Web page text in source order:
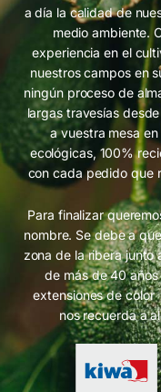
a día la calidad de
medio ambiente.
experiencia en el
nuestros campos en
ningún proceso de
largas travesías
a vuestra mesa
ecológicas, 100%
con cada pedido que
Para finalizar
nombre. Se debe a
zona de la ribera junto
de más de 40
extensiones de
nos recuerda a